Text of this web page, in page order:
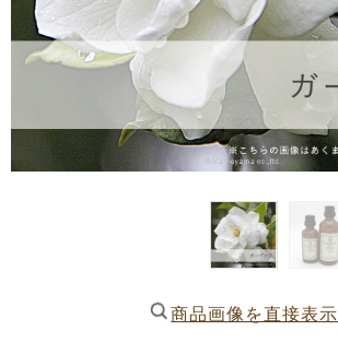
商品画像を直接表示